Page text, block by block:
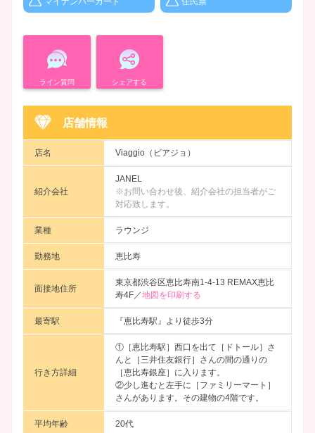
ライン質問 シェアする
店舗情報
店名 Viaggio（ビアジョ）
紹介会社
JANEL
※お問い合わせ後、紹介会社の担当者がご
対応致します。
業種 ラウンジ
勤務地 恵比寿
面接地住所
東京都渋谷区恵比寿南1-4-13 REMAX恵比
寿4F／地図を印刷する
最寄駅 『恵比寿駅』より徒歩3分
行き方詳細
①［恵比寿駅］西口を出て［ドトール］さ
んと［三井住友銀行］さんの間の通りの
［恵比寿銀座］に入ります。
②少し進むと左手に［ファミリーマート］
さんがあります。その建物の4階です。
平均年齢 20代